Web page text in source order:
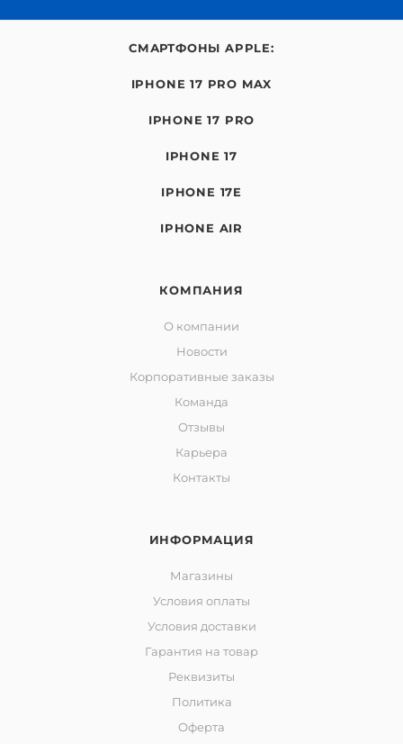
СМАРТФОНЫ APPLE:
IPHONE 17 PRO MAX
IPHONE 17 PRO
IPHONE 17
IPHONE 17E
IPHONE AIR
КОМПАНИЯ
О компании
Новости
Корпоративные заказы
Команда
Отзывы
Карьера
Контакты
ИНФОРМАЦИЯ
Магазины
Условия оплаты
Условия доставки
Гарантия на товар
Реквизиты
Политика
Оферта